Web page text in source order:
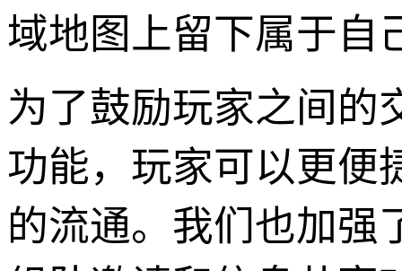
域地图上留下属于自
为了鼓励玩家之间的
功能，玩家可以更便
的流通。我们也加强